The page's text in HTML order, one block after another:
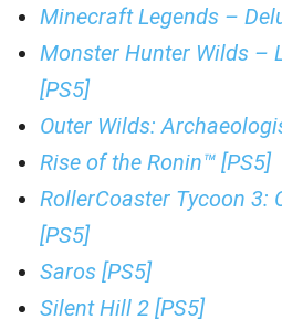
Minecraft Legends –
Monster Hunter Wilds –
[PS5]
Outer Wilds:
Rise of the Ronin™ [PS5]
RollerCoaster Tycoon 3:
[PS5]
Saros [PS5]
Silent Hill 2 [PS5]